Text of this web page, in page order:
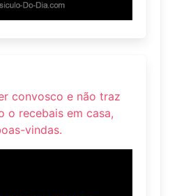
convosco e não traz
o recebais em casa,
vindas.